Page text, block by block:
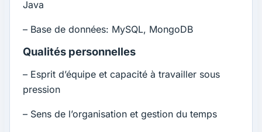
Java
– Base de données: MySQL, MongoDB
Qualités personnelles
– Esprit d’équipe et capacité à travailler sous
pression
– Sens de l’organisation et gestion du temps